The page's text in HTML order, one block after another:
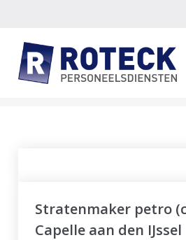
Stratenmaker petro
Capelle aan den IJssel